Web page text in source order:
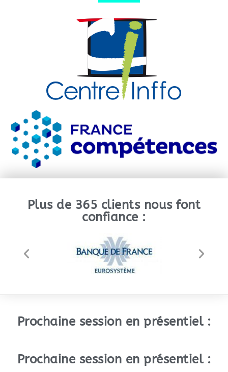
Plus de 365 clients nous font
confiance :
Prochaine session en présentiel :
Prochaine session en présentiel :